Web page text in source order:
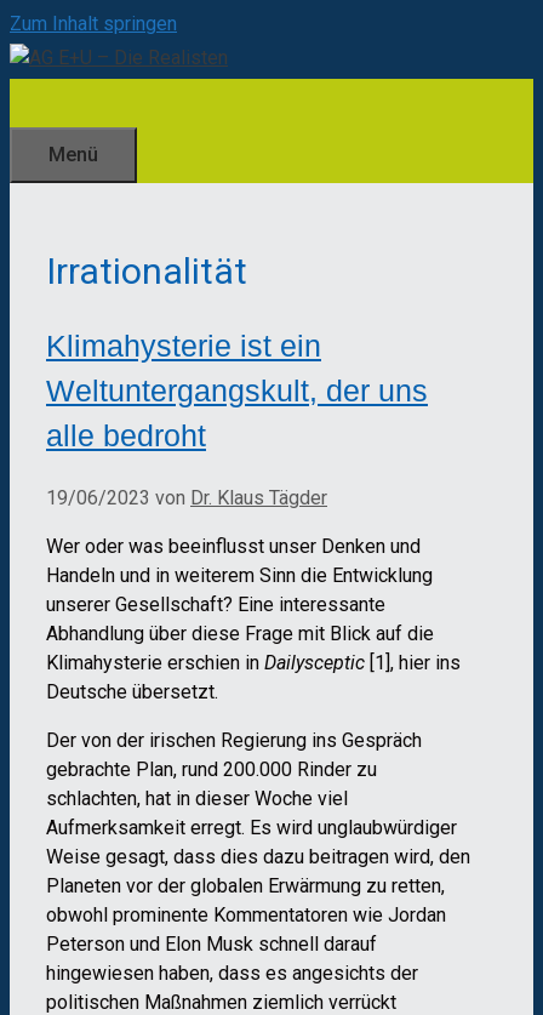
Zum Inhalt springen
Menü
Irrationalität
Klimahysterie ist ein
Weltuntergangskult, der uns
alle bedroht
19/06/2023 von Dr. Klaus Tägder
Wer oder was beeinflusst unser Denken und
Handeln und in weiterem Sinn die Entwicklung
unserer Gesellschaft? Eine interessante
Abhandlung über diese Frage mit Blick auf die
Klimahysterie erschien in Dailysceptic [1], hier ins
Deutsche übersetzt.
Der von der irischen Regierung ins Gespräch
gebrachte Plan, rund 200.000 Rinder zu
schlachten, hat in dieser Woche viel
Aufmerksamkeit erregt. Es wird unglaubwürdiger
Weise gesagt, dass dies dazu beitragen wird, den
Planeten vor der globalen Erwärmung zu retten,
obwohl prominente Kommentatoren wie Jordan
Peterson und Elon Musk schnell darauf
hingewiesen haben, dass es angesichts der
politischen Maßnahmen ziemlich verrückt